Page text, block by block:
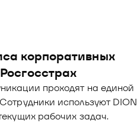
корпоративных
проходят на единой
используют DION
рабочих задач.